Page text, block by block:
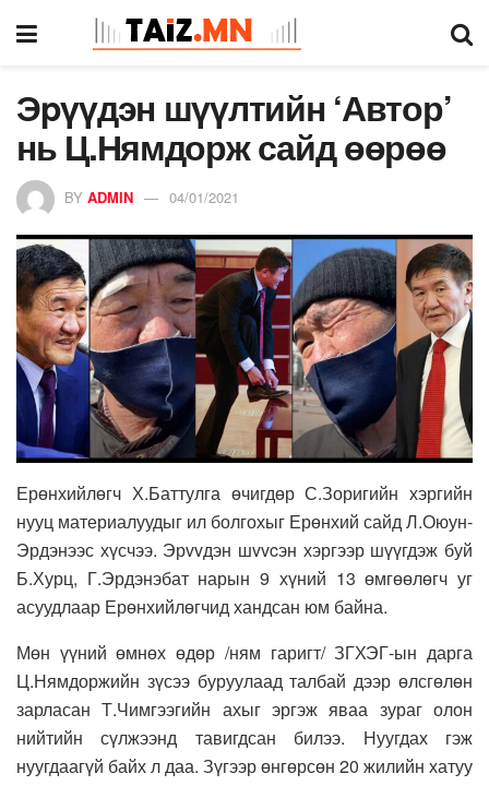
Эpүүдэн шүүлтийн ‘Автор’
нь Ц.Нямдорж сайд өөрөө
BY ADMIN 04/01/2021
Ерөнхийлөгч Х.Баттулга өчигдөр С.Зоригийн хэргийн
нууц материалуудыг ил болгохыг Ерөнхий сайд Л.Оюун-
Эрдэнээс хүсчээ. Эрvvдэн шvvcэн хэргээр шүүгдэж буй
Б.Хурц, Г.Эрдэнэбат нарын 9 хүний 13 өмгөөлөгч уг
асуудлаар Ерөнхийлөгчид хандсан юм байна.
Мөн үүний өмнөх өдөр /ням гаригт/ ЗГХЭГ-ын дарга
Ц.Нямдоржийн зүсээ буруулаад талбай дээр өлсгөлөн
зарласан Т.Чимгээгийн ахыг эргэж яваа зураг олон
нийтийн сүлжээнд тавигдсан билээ. Нуугдах гэж
нуугдаагүй байх л даа. Зүгээр өнгөрсөн 20 жилийн хатуу